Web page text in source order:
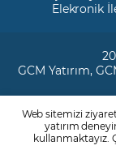
Elekronik
GCM Yatırım,
Web sitemizi
yatırım
kullanmaktayız.